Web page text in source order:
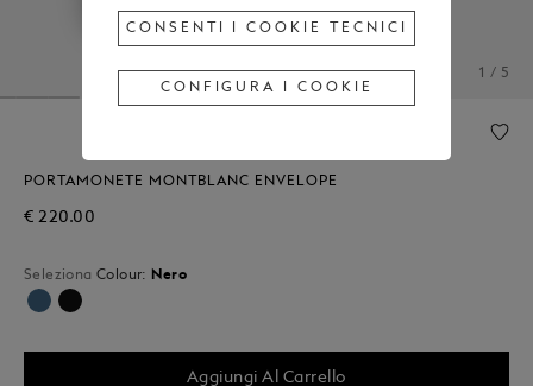
1 / 5
PORTAMONETE MONTBLANC ENVELOPE
€ 220.00
SelezionaColour: Nero
Selezionato
Aggiungi Al Carrello
cookie”, oppure, per maggiori
Cliccando su “Accetta tutti”, esprimi
il tuo consenso all’utilizzo dei
tecnici”, esprimi il tuo consenso
CONSENTI I COOKIE TECNICI
CONFIGURA I COOKIE